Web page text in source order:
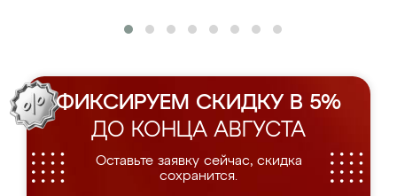
ФИКСИРУЕМ СКИДКУ В 5%
ДО КОНЦА АВГУСТА
Оставьте заявку сейчас, скидка
сохранится.